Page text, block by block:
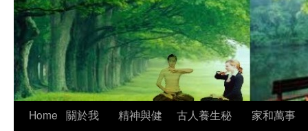
Skip
Home 關於我
精神與健
古人養生秘
家和萬事